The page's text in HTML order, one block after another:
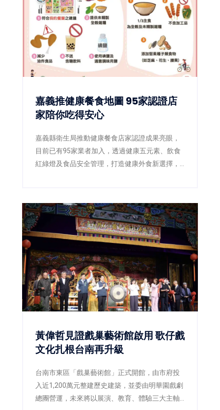
嘉義推健康餐食地圖 95家認證店
家陪你吃得安心
嘉義縣衛生局推動健康餐食店家認證成果亮眼，
目前已有95家業者加入，透過健康五元素、飲食
紅綠燈及食品安全管理，打造健康外食新選擇，
黃偉哲見證戲巢藝術館啟用 歌仔戲
文化扎根台南再升級
台南市東區「戲巢藝術館」正式開館，由市府投
入近1,200萬元整建歷史建築，並委由明華園戲劇
總團營運，未來將以展演、教育、體驗三大主軸